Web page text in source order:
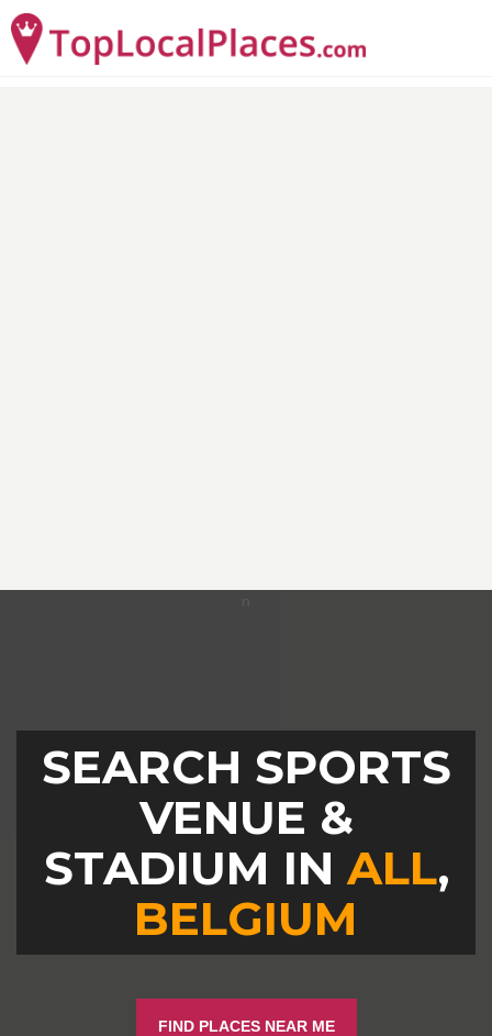
SEARCH SPORTS
VENUE &
STADIUM INALL,
BELGIUM
FIND PLACES NEAR ME